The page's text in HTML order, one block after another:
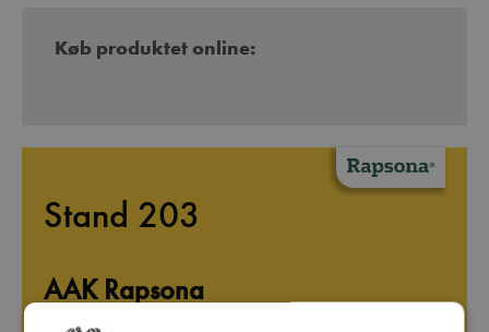
Køb produktet online:
Stand 203
AAK Rapsona